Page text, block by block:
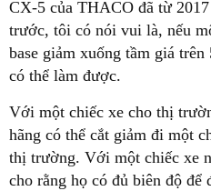
CX-5 của THACO đã từ
trước, tôi có nói vui là, nếu
base giảm xuống tầm giá
có thể làm được.
Với một chiếc xe cho thị
hãng có thể cắt giảm đi một
thị trường. Với một chiếc xe
cho rằng họ có đủ biên độ để